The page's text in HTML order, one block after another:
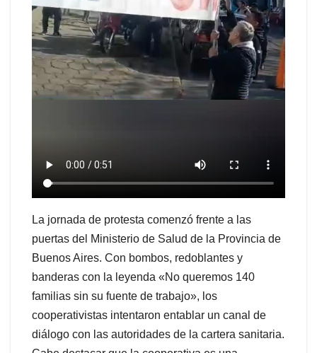
La jornada de protesta comenzó frente a las
puertas del Ministerio de Salud de la Provincia de
Buenos Aires. Con bombos, redoblantes y
banderas con la leyenda «No queremos 140
familias sin su fuente de trabajo», los
cooperativistas intentaron entablar un canal de
diálogo con las autoridades de la cartera sanitaria.